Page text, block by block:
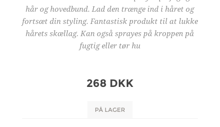
hår og hovedbund. Lad den trænge ind i håret og
fortsæt din styling. Fantastisk produkt til at lukke
hårets skællag. Kan også sprayes på kroppen på
fugtig eller tør hu
268 DKK
PÅ LAGER